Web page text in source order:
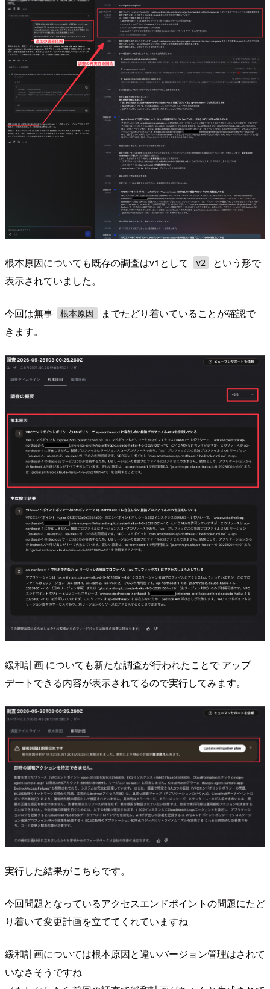
根本原因についても既存の調査はv1として v2
という形で
表示されていました。
今回は無事 根本原因
までたどり着いていることが確認で
きます。
緩和計画 についても新たな調査が行われたことで アップ
デートできる内容が表示されてるので実行してみます。
実行した結果がこちらです。
今回問題となっているアクセスエンドポイントの問題にたど
り着いて変更計画を立ててくれていますね
緩和計画については根本原因と違いバージョン管理はされて
いなさそうですね